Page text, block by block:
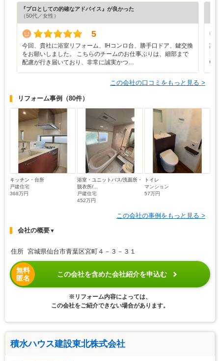
『プロとしての的確なアドバイス』が良かった
（50代／女性）
5
​今回、貴社に浴室リフォーム、IHコンロ台、勝手口ドア、鍵交換
をお願いしました。 こちらのチームのお仕事ぶりは、細部まで
配慮が行き届いており、非常に誠実かつ…
期
い
この会社の口コミをもっと見る >
リフォーム事例 （80件）
キッチン・台所
戸建住宅
368万円
浴室・ユニットバス/洗面所・
脱衣所/...
戸建住宅
452万円
トイレ
マンション
57万円
この会社の事例をもっと見る >
会社の概要▼
住所 宮城県仙台市青葉区宮町４－３－３１
無料
匿名
この会社を含めた会社紹介を申込む
※リフォーム内容によっては、
この会社をご紹介できない場合があります。
積水ハウス建設東北株式会社